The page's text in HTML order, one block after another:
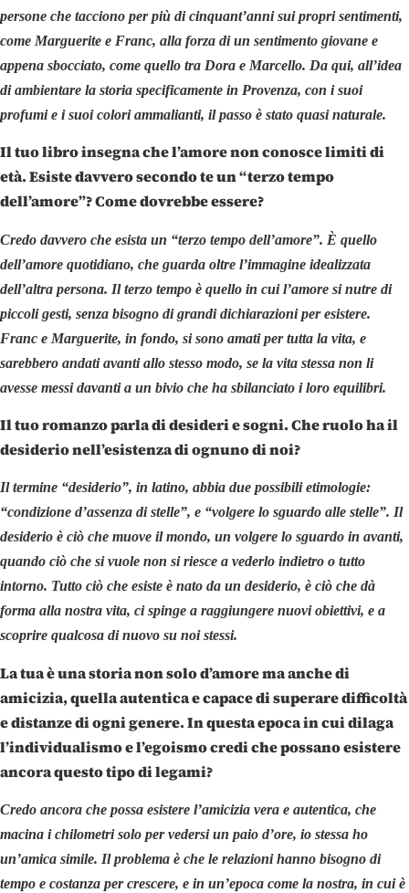
persone che tacciono per più di cinquant’anni sui propri sentimenti,
come Marguerite e Franc, alla forza di un sentimento giovane e
appena sbocciato, come quello tra Dora e Marcello. Da qui, all’idea
di ambientare la storia specificamente in Provenza, con i suoi
profumi e i suoi colori ammalianti, il passo è stato quasi naturale.
Il tuo libro insegna che l’amore non conosce limiti di
età. Esiste davvero secondo te un “terzo tempo
dell’amore”? Come dovrebbe essere?
Credo davvero che esista un “terzo tempo dell’amore”. È quello
dell’amore quotidiano, che guarda oltre l’immagine idealizzata
dell’altra persona. Il terzo tempo è quello in cui l’amore si nutre di
piccoli gesti, senza bisogno di grandi dichiarazioni per esistere.
Franc e Marguerite, in fondo, si sono amati per tutta la vita, e
sarebbero andati avanti allo stesso modo, se la vita stessa non li
avesse messi davanti a un bivio che ha sbilanciato i loro equilibri.
Il tuo romanzo parla di desideri e sogni. Che ruolo ha il
desiderio nell’esistenza di ognuno di noi?
Il termine “desiderio”, in latino, abbia due possibili etimologie:
“condizione d’assenza di stelle”, e “volgere lo sguardo alle stelle”. Il
desiderio è ciò che muove il mondo, un volgere lo sguardo in avanti,
quando ciò che si vuole non si riesce a vederlo indietro o tutto
intorno. Tutto ciò che esiste è nato da un desiderio, è ciò che dà
forma alla nostra vita, ci spinge a raggiungere nuovi obiettivi, e a
scoprire qualcosa di nuovo su noi stessi.
La tua è una storia non solo d’amore ma anche di
amicizia, quella autentica e capace di superare difficoltà
e distanze di ogni genere. In questa epoca in cui dilaga
l’individualismo e l’egoismo credi che possano esistere
ancora questo tipo di legami?
Credo ancora che possa esistere l’amicizia vera e autentica, che
macina i chilometri solo per vedersi un paio d’ore, io stessa ho
un’amica simile. Il problema è che le relazioni hanno bisogno di
tempo e costanza per crescere, e in un’epoca come la nostra, in cui è